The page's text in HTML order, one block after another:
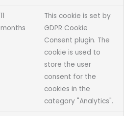
11
months
This cookie is set by
GDPR Cookie
Consent plugin. The
cookie is used to
store the user
consent for the
cookies in the
category "Analytics".